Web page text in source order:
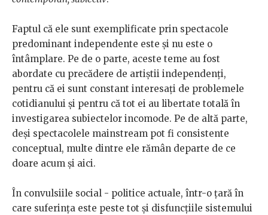
Faptul că ele sunt exemplificate prin spectacole
predominant independente este şi nu este o
întâmplare. Pe de o parte, aceste teme au fost
abordate cu precădere de artiştii independenţi,
pentru că ei sunt constant interesaţi de problemele
cotidianului şi pentru că tot ei au libertate totală în
investigarea subiectelor incomode. Pe de altă parte,
deşi spectacolele mainstream pot fi consistente
conceptual, multe dintre ele rămân departe de ce
doare acum şi aici.
În convulsiile social - politice actuale, într-o ţară în
care suferinţa este peste tot şi disfuncţiile sistemului